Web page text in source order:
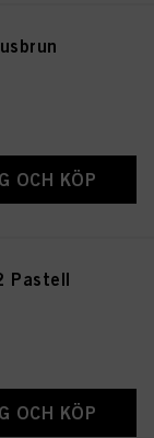
OCH KÖP
Pastell
OCH KÖP